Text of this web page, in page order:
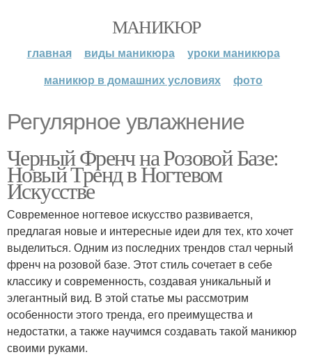
МАНИКЮР
главная виды маникюра
уроки маникюра
маникюр в домашних условиях
фото
Регулярное увлажнение
Черный Френч на Розовой Базе:
Новый Тренд в Ногтевом
Искусстве
Современное ногтевое искусство развивается,
предлагая новые и интересные идеи для тех, кто хочет
выделиться. Одним из последних трендов стал черный
френч на розовой базе. Этот стиль сочетает в себе
классику и современность, создавая уникальный и
элегантный вид. В этой статье мы рассмотрим
особенности этого тренда, его преимущества и
недостатки, а также научимся создавать такой маникюр
своими руками.